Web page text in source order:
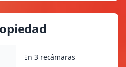
En 3 recámaras